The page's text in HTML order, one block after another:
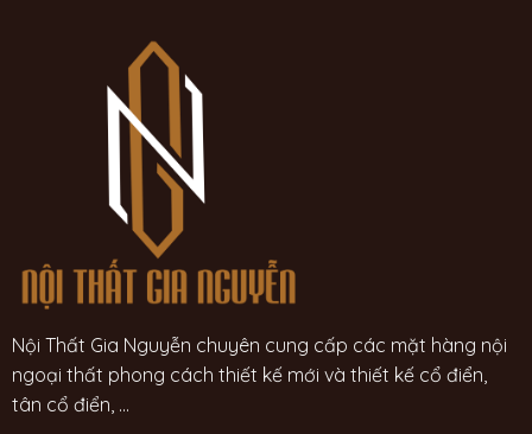
Nội Thất Gia Nguyễn chuyên cung cấp các mặt hàng nội
ngoại thất phong cách thiết kế mới và thiết kế cổ điển,
tân cổ điển, ...